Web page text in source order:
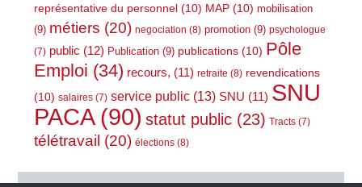
représentative du personnel (10) MAP (10) mobilisation
(9) métiers (20) negociation (8) promotion (9) psychologue
(7) public (12) Publication (9) publications (10) Pôle
Emploi (34) recours, (11) retraite (8) revendications
(10) salaires (7) service public (13) SNU (11) SNU
PACA(90) statut public (23) Tracts (7)
télétravail (20) élections (8)